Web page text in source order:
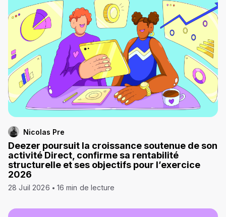
Nicolas Pre
Deezer poursuit la croissance soutenue de son
activité Direct, confirme sa rentabilité
structurelle et ses objectifs pour l’exercice
2026
28 Juil 2026 16 min de lecture